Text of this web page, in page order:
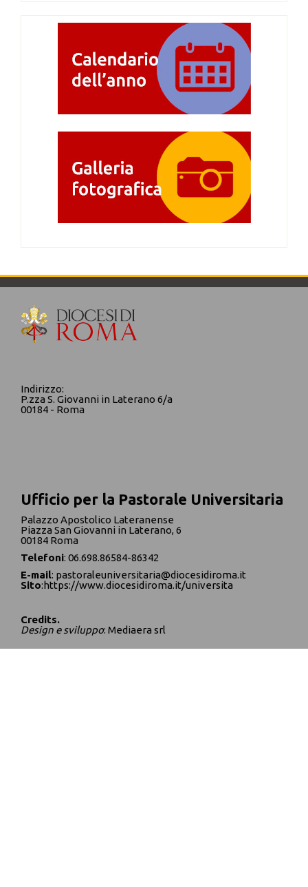
Indirizzo:
P.zza S. Giovanni in Laterano 6/a
00184 - Roma
Ufficio per la Pastorale Universitaria
Palazzo Apostolico Lateranense
Piazza San Giovanni in Laterano, 6
00184 Roma
Telefoni: 06.698.86584-86342
E-mail: pastoraleuniversitaria@diocesidiroma.it
Sito:https://www.diocesidiroma.it/universita
Credits.
Design e sviluppo: Mediaera srl